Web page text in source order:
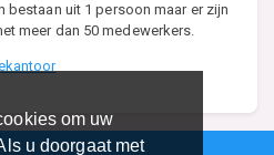
om uw
u doorgaat met
bestaan uit 1 persoon maar er zijn
meer dan 50 medewerkers.